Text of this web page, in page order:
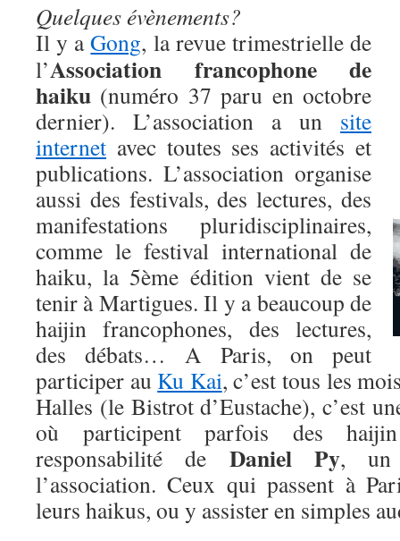
Quelques évènements?
Il y aGong, la revue trimestrielle de
l’Association francophone de
haiku (numéro 37 paru en octobre
dernier). L’association a un site
internet avec toutes ses activités et
publications. L’association organise
aussi des festivals, des lectures, des
manifestations pluridisciplinaires,
comme le festival international de
haiku, la 5ème édition vient de se
tenir à Martigues. Il y a beaucoup de
haijin francophones, des lectures,
des débats… A Paris, on peut
participer au Ku Kai, c’est tous les
Halles (le Bistrot d’Eustache), c’est
où participent parfois des
responsabilité de Daniel Py, un
l’association. Ceux qui passent à
leurs haikus, ou y assister en simples